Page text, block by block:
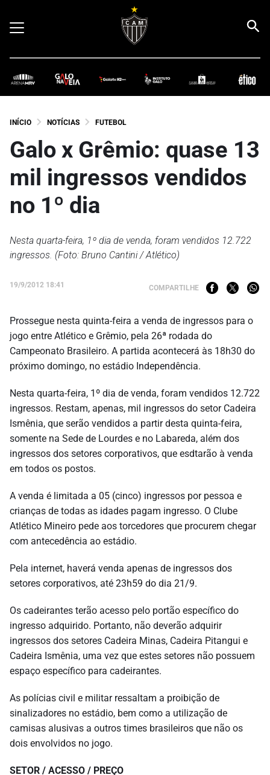
INÍCIO NOTÍCIAS FUTEBOL
Galo x Grêmio: quase 13
mil ingressos vendidos
no 1º dia
Nesta quarta-feira, 1º dia de venda, foram vendidos 12.722
ingressos. (Foto: Bruno Cantini / Atlético)
19/9/2012 18:41 COMPARTILHE
Prossegue nesta quinta-feira a venda de ingressos para o
jogo entre Atlético e Grêmio, pela 26ª rodada do
Campeonato Brasileiro. A partida acontecerá às 18h30 do
próximo domingo, no estádio Independência.
Nesta quarta-feira, 1º dia de venda, foram vendidos 12.722
ingressos. Restam, apenas, mil ingressos do setor Cadeira
Ismênia, que serão vendidos a partir desta quinta-feira,
somente na Sede de Lourdes e no Labareda, além dos
ingressos dos setores corporativos, que esdtarão à venda
em todos os postos.
A venda é limitada a 05 (cinco) ingressos por pessoa e
crianças de todas as idades pagam ingresso. O Clube
Atlético Mineiro pede aos torcedores que procurem chegar
com antecedência ao estádio.
Pela internet, haverá venda apenas de ingressos dos
setores corporativos, até 23h59 do dia 21/9.
Os cadeirantes terão acesso pelo portão específico do
ingresso adquirido. Portanto, não deverão adquirir
ingressos dos setores Cadeira Minas, Cadeira Pitangui e
Cadeira Ismênia, uma vez que estes setores não possuem
espaço específico para cadeirantes.
As polícias civil e militar ressaltam a proibição de
sinalizadores no estádio, bem como a utilização de
camisas alusivas a outros times brasileiros que não os
dois envolvidos no jogo.
SETOR / ACESSO / PREÇO